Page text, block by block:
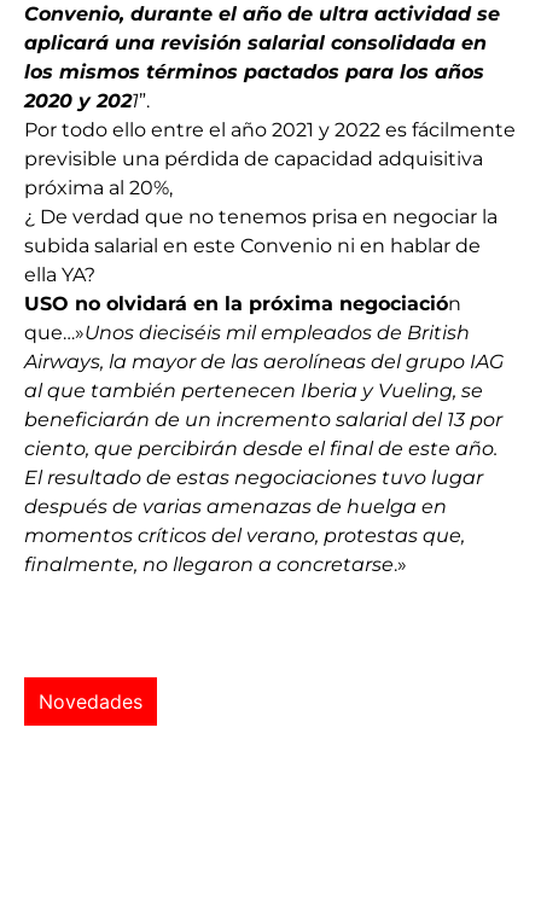
Convenio, durante el año de ultra actividad se
aplicará una revisión salarial consolidada en
los mismos términos pactados para los años
2020 y 2021”.
Por todo ello entre el año 2021 y 2022 es fácilmente
previsible una pérdida de capacidad adquisitiva
próxima al 20%,
¿ De verdad que no tenemos prisa en negociar la
subida salarial en este Convenio ni en hablar de
ella YA?
USO no olvidará en la próxima negociación
que…»Unos dieciséis mil empleados de British
Airways, la mayor de las aerolíneas del grupo IAG
al que también pertenecen Iberia y Vueling, se
beneficiarán de un incremento salarial del 13 por
ciento, que percibirán desde el final de este año.
El resultado de estas negociaciones tuvo lugar
después de varias amenazas de huelga en
momentos críticos del verano, protestas que,
finalmente, no llegaron a concretarse.»
Novedades